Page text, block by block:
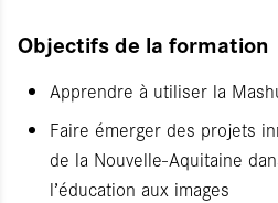
Objectifs de la formation
Apprendre à utiliser la
Faire émerger des projets
de la Nouvelle-Aquitaine
l’éducation aux images